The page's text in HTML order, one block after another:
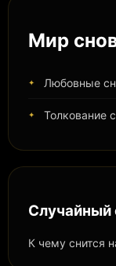
Мир
Любовные
Толкование
Случайный
К чему снится